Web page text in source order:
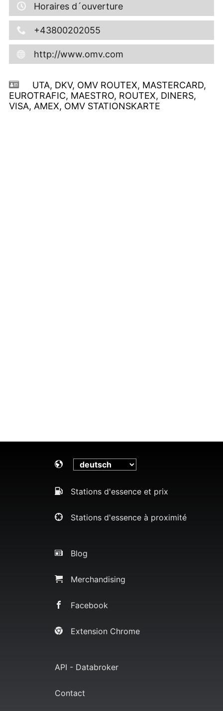
Horaires d´ouverture
+43800202055
http://www.omv.com
UTA, DKV, OMV ROUTEX, MASTERCARD,
EUROTRAFIC, MAESTRO, ROUTEX, DINERS,
VISA, AMEX, OMV STATIONSKARTE
Stations d'essence et prix
Stations d'essence à proximité
Blog
Merchandising
Facebook
Extension Chrome
API - Databroker
Contact